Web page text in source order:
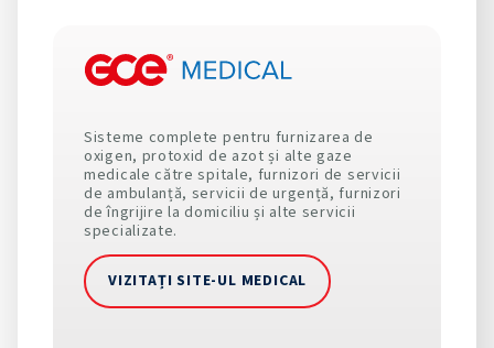
Sisteme complete pentru furnizarea de
oxigen, protoxid de azot și alte gaze
medicale către spitale, furnizori de servicii
de ambulanță, servicii de urgență, furnizori
de îngrijire la domiciliu și alte servicii
specializate.
VIZITAȚI SITE-UL MEDICAL